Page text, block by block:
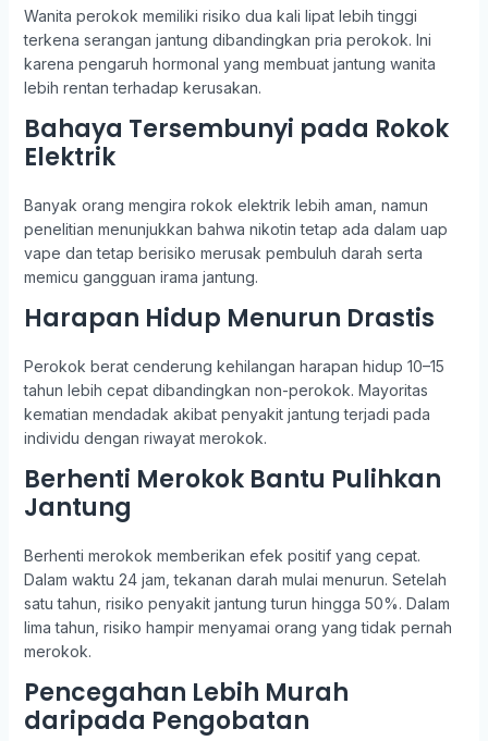
Wanita perokok memiliki risiko dua kali lipat lebih tinggi
terkena serangan jantung dibandingkan pria perokok. Ini
karena pengaruh hormonal yang membuat jantung wanita
lebih rentan terhadap kerusakan.
Bahaya Tersembunyi pada Rokok
Elektrik
Banyak orang mengira rokok elektrik lebih aman, namun
penelitian menunjukkan bahwa nikotin tetap ada dalam uap
vape dan tetap berisiko merusak pembuluh darah serta
memicu gangguan irama jantung.
Harapan Hidup Menurun Drastis
Perokok berat cenderung kehilangan harapan hidup 10–15
tahun lebih cepat dibandingkan non-perokok. Mayoritas
kematian mendadak akibat penyakit jantung terjadi pada
individu dengan riwayat merokok.
Berhenti Merokok Bantu Pulihkan
Jantung
Berhenti merokok memberikan efek positif yang cepat.
Dalam waktu 24 jam, tekanan darah mulai menurun. Setelah
satu tahun, risiko penyakit jantung turun hingga 50%. Dalam
lima tahun, risiko hampir menyamai orang yang tidak pernah
merokok.
Pencegahan Lebih Murah
daripada Pengobatan